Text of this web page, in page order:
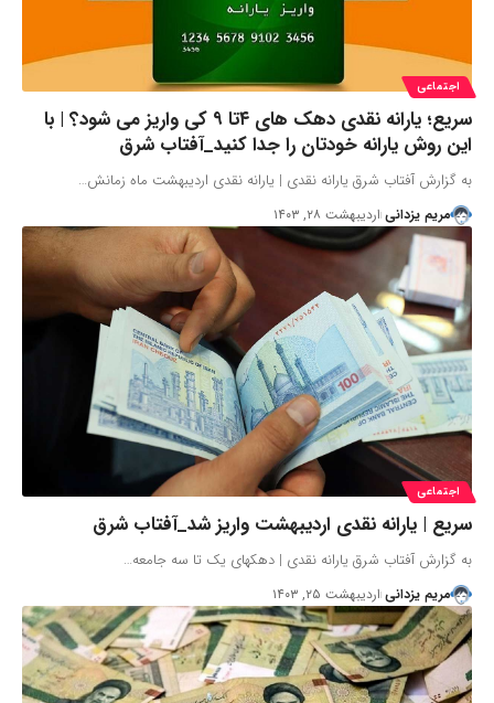
اجتماعی
سریع؛ یارانه نقدی دهک های ۴تا ۹ کی واریز می شود؟ | با
این روش یارانه خودتان را جدا کنید_آفتاب شرق
به گزارش آفتاب شرق یارانه نقدی | یارانه نقدی اردیبهشت ماه زمانش…
مریم یزدانی اردیبهشت ۲۸, ۱۴۰۳
اجتماعی
سریع | یارانه نقدی اردیبهشت واریز شد_آفتاب شرق
به گزارش آفتاب شرق یارانه نقدی | دهکهای یک تا سه جامعه…
مریم یزدانی اردیبهشت ۲۵, ۱۴۰۳